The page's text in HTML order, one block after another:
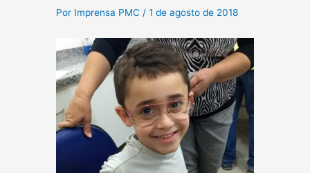
Por Imprensa PMC /1 de agosto de 2018